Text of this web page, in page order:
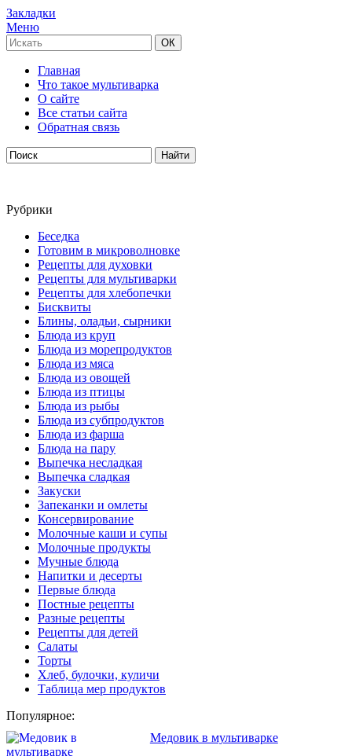
Закладки
Меню
Главная
Что такое мультиварка
О сайте
Все статьи сайта
Обратная связь
Рубрики
Беседка
Готовим в микроволновке
Рецепты для духовки
Рецепты для мультиварки
Рецепты для хлебопечки
Бисквиты
Блины, оладьи, сырники
Блюда из круп
Блюда из морепродуктов
Блюда из мяса
Блюда из овощей
Блюда из птицы
Блюда из рыбы
Блюда из субпродуктов
Блюда из фарша
Блюда на пару
Выпечка несладкая
Выпечка сладкая
Закуски
Запеканки и омлеты
Консервирование
Молочные каши и супы
Молочные продукты
Мучные блюда
Напитки и десерты
Первые блюда
Постные рецепты
Разные рецепты
Рецепты для детей
Салаты
Торты
Хлеб, булочки, куличи
Таблица мер продуктов
Популярное:
Медовик в мультиварке